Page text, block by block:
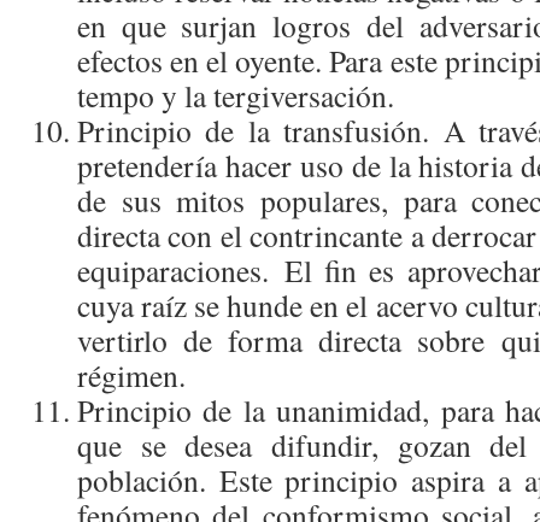
en que surjan logros del
efectos en el oyente. Para este
tempo y la tergiversación.
Principio de la transfusión. A
pretendería hacer uso de la historia
de sus mitos populares, para
directa con el contrincante a
equiparaciones. El fin es
cuya raíz se hunde en el acervo
vertirlo de forma directa sobre
régimen.
Principio de la unanimidad, para
que se desea difundir, gozan
población. Este principio aspira a